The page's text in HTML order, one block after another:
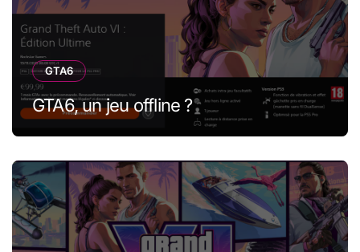
GTA6
GTA6, un jeu offline ?